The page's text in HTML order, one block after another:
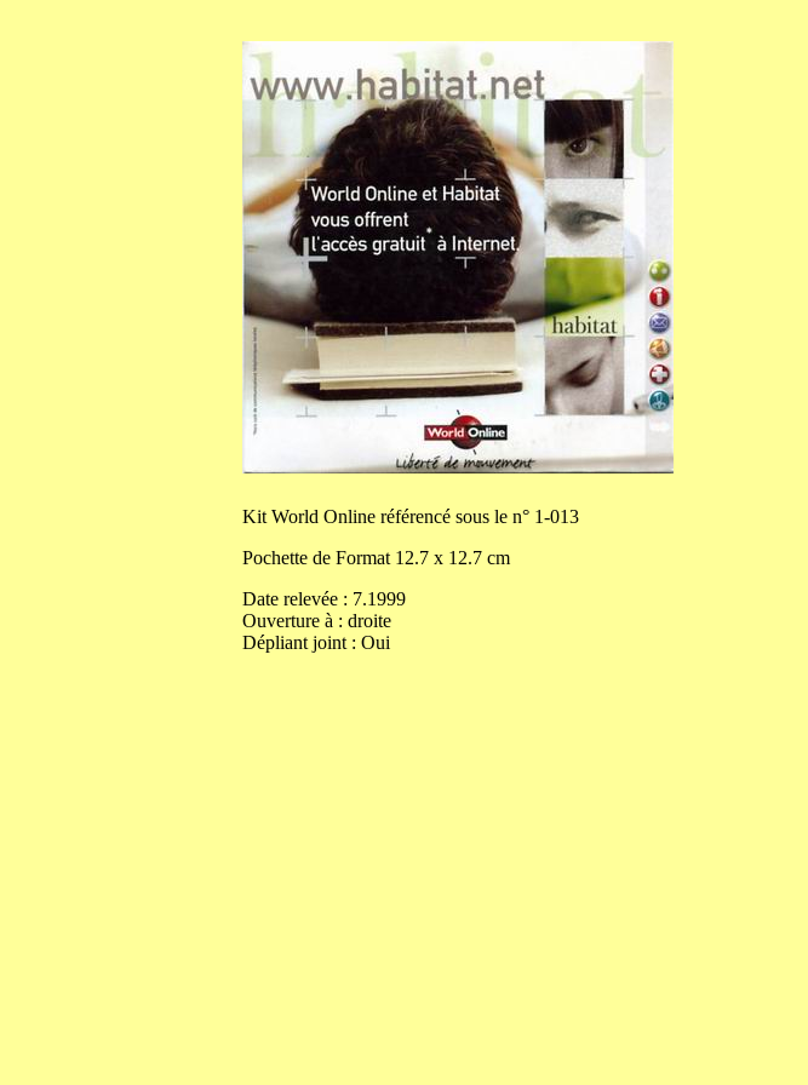
Kit World Online référencé sous le n° 1-013
Pochette de Format 12.7 x 12.7 cm
Date relevée : 7.1999
Ouverture à : droite
Dépliant joint : Oui